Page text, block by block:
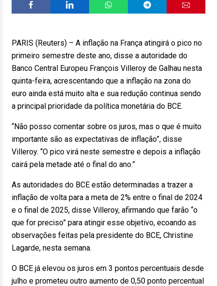
PARIS (Reuters) – A inflação na França atingirá o pico no
primeiro semestre deste ano, disse a autoridade do
Banco Central Europeu François Villeroy de Galhau nesta
quinta-feira, acrescentando que a inflação na zona do
euro ainda está muito alta e sua redução continua sendo
a principal prioridade da política monetária do BCE.
“Não posso comentar sobre os juros, mas o que é muito
importante são as expectativas de inflação”, disse
Villeroy. “O pico virá neste semestre e depois a inflação
cairá pela metade até o final do ano.”
As autoridades do BCE estão determinadas a trazer a
inflação de volta para a meta de 2% entre o final de 2024
e o final de 2025, disse Villeroy, afirmando que farão “o
que for preciso” para atingir esse objetivo, ecoando as
observações feitas pela presidente do BCE, Christine
Lagarde, nesta semana.
O BCE já elevou os juros em 3 pontos percentuais desde
julho e prometeu outro aumento de 0,50 ponto percentual